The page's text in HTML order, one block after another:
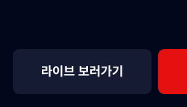
라이브 보러가기